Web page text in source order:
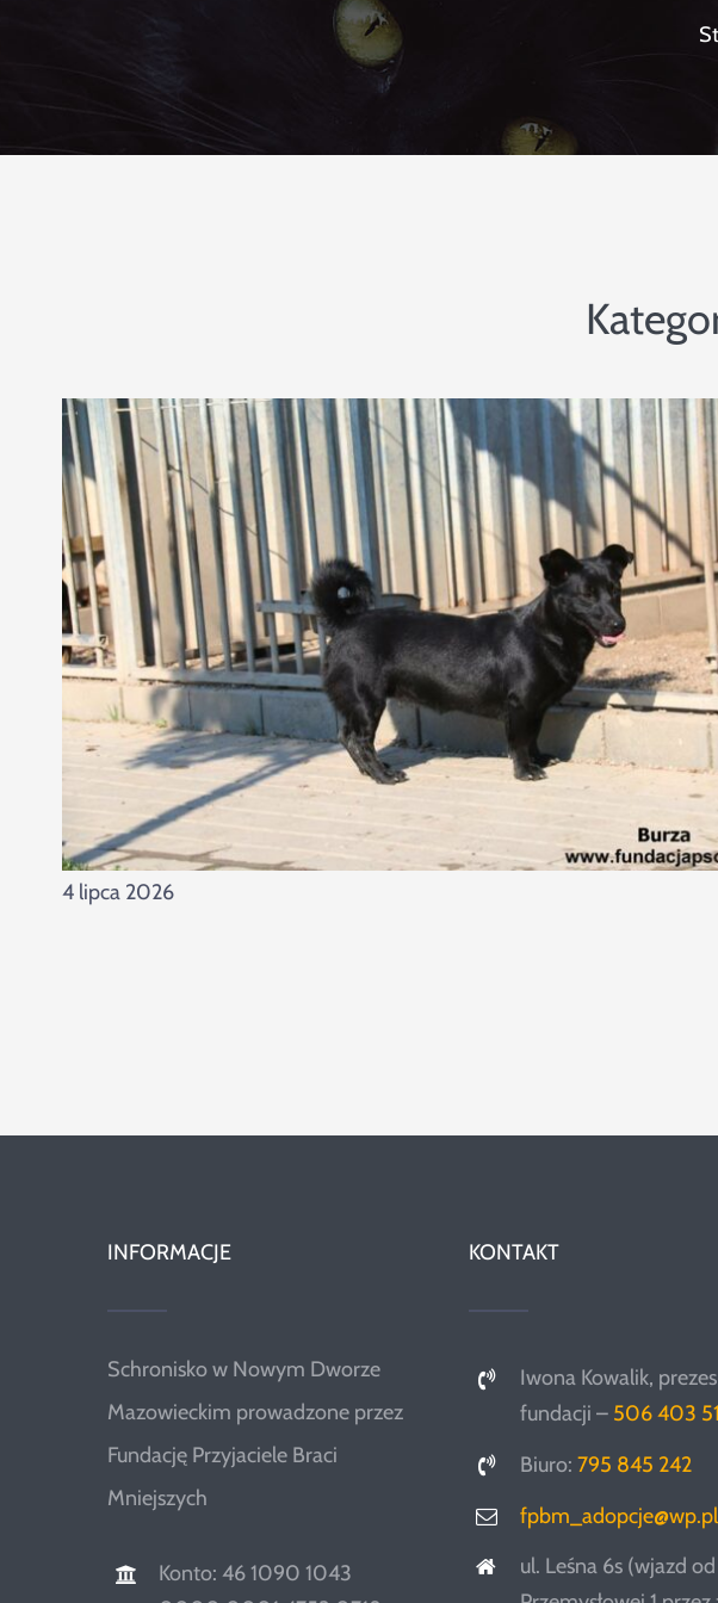
4 lipca 2026
INFORMACJE
Schronisko w Nowym Dworze
Mazowieckim prowadzone przez
Fundację Przyjaciele Braci
Mniejszych
Konto: 46 1090 1043
KONTAKT
Iwona Kowalik, prezes
fundacji – 506 403
Biuro: 795 845 242
fpbm_adopcje@wp.pl
ul. Leśna 6s (wjazd